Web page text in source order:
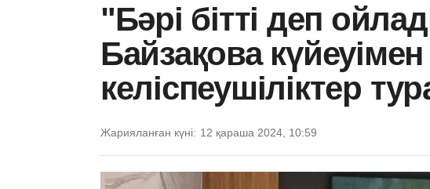
"Бәрі бітті деп
Байзақова
келіспеушіліктер
Жарияланған күні: 12 қараша 2024, 10:59